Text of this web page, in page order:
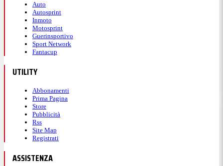
Auto
Autosprint
Inmoto
Motosprint
Guerinsportivo
Sport Network
Fantacup
UTILITY
Abbonamenti
Prima Pagina
Store
Pubblicità
Rss
Site Map
Registrati
ASSISTENZA